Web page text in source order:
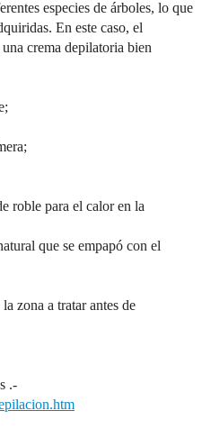
especies de árboles, lo que
En este caso, el
crema depilatoria bien
roble para el calor en la
que se empapó con el
zona a tratar antes de
.-